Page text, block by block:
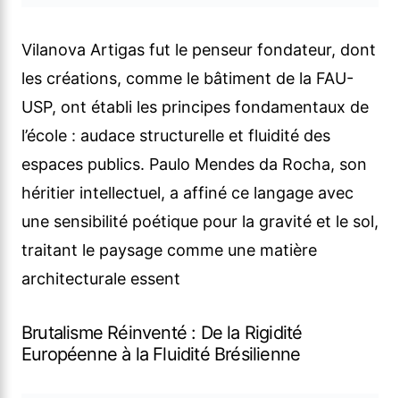
Vilanova Artigas fut le penseur fondateur, dont
les créations, comme le bâtiment de la FAU-
USP, ont établi les principes fondamentaux de
l’école : audace structurelle et fluidité des
espaces publics. Paulo Mendes da Rocha, son
héritier intellectuel, a affiné ce langage avec
une sensibilité poétique pour la gravité et le sol,
traitant le paysage comme une matière
architecturale essent
Brutalisme Réinventé : De la Rigidité
Européenne à la Fluidité Brésilienne